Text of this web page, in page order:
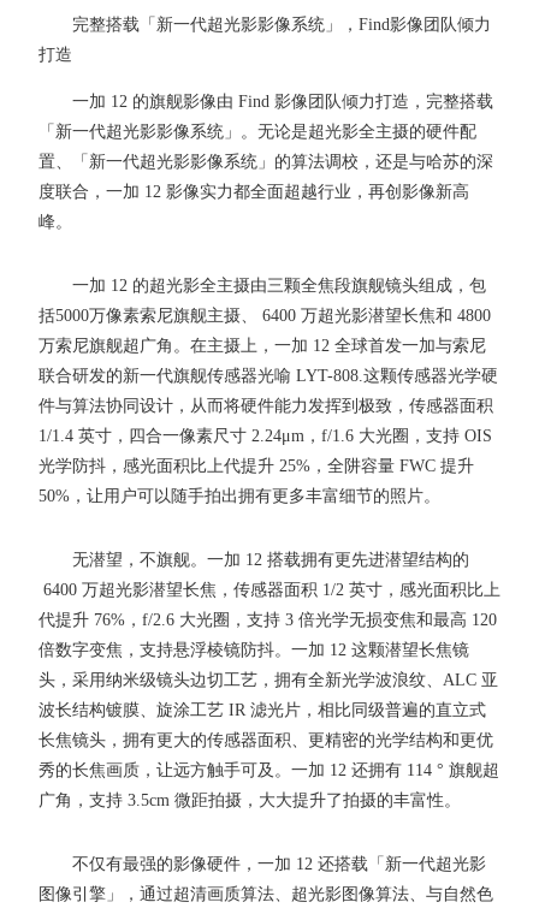
完整搭载「新一代超光影影像系统」，Find影像团队倾力
打造
一加 12 的旗舰影像由 Find 影像团队倾力打造，完整搭载
「新一代超光影影像系统」。无论是超光影全主摄的硬件配
置、「新一代超光影影像系统」的算法调校，还是与哈苏的深
度联合，一加 12 影像实力都全面超越行业，再创影像新高
峰。
一加 12 的超光影全主摄由三颗全焦段旗舰镜头组成，包
括5000万像素索尼旗舰主摄、 6400 万超光影潜望长焦和 4800
万索尼旗舰超广角。在主摄上，一加 12 全球首发一加与索尼
联合研发的新一代旗舰传感器光喻 LYT-808.这颗传感器光学硬
件与算法协同设计，从而将硬件能力发挥到极致，传感器面积
1/1.4 英寸，四合一像素尺寸 2.24μm，f/1.6 大光圈，支持 OIS
光学防抖，感光面积比上代提升 25%，全阱容量 FWC 提升
50%，让用户可以随手拍出拥有更多丰富细节的照片。
无潜望，不旗舰。一加 12 搭载拥有更先进潜望结构的
6400 万超光影潜望长焦，传感器面积 1/2 英寸，感光面积比上
代提升 76%，f/2.6 大光圈，支持 3 倍光学无损变焦和最高 120
倍数字变焦，支持悬浮棱镜防抖。一加 12 这颗潜望长焦镜
头，采用纳米级镜头边切工艺，拥有全新光学波浪纹、ALC 亚
波长结构镀膜、旋涂工艺 IR 滤光片，相比同级普遍的直立式
长焦镜头，拥有更大的传感器面积、更精密的光学结构和更优
秀的长焦画质，让远方触手可及。一加 12 还拥有 114 ° 旗舰超
广角，支持 3.5cm 微距拍摄，大大提升了拍摄的丰富性。
不仅有最强的影像硬件，一加 12 还搭载「新一代超光影
图像引擎」，通过超清画质算法、超光影图像算法、与自然色